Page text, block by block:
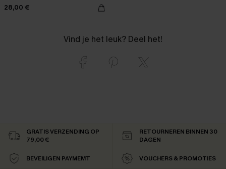
28,00 €
Vind je het leuk? Deel het!
GRATIS VERZENDING OP
79,00 €
RETOURNEREN BINNEN 30
DAGEN
BEVEILIGEN PAYMEMT VOUCHERS & PROMOTIES